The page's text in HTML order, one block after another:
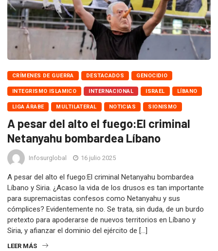
CRÍMENES DE GUERRA DESTACADOS GENOCIDIO
INTEGRISMO ISLAMICO INTERNACIONAL ISRAEL LÍBANO
LIGA ÁRABE MULTILATERAL NOTICIAS SIONISMO
A pesar del alto el fuego:El criminal
Netanyahu bombardea Líbano
Infosurglobal 16 julio 2025
A pesar del alto el fuego:El criminal Netanyahu bombardea
Líbano y Siria. ¿Acaso la vida de los drusos es tan importante
para supremacistas confesos como Netanyahu y sus
cómplices? Evidentemente no. Se trata, sin duda, de un burdo
pretexto para apoderarse de nuevos territorios en Líbano y
Siria, y afianzar el dominio del ejército de […]
LEER MÁS